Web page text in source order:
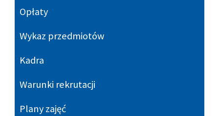
Opłaty
Wykaz przedmiotów
Kadra
Warunki rekrutacji
Plany zajęć